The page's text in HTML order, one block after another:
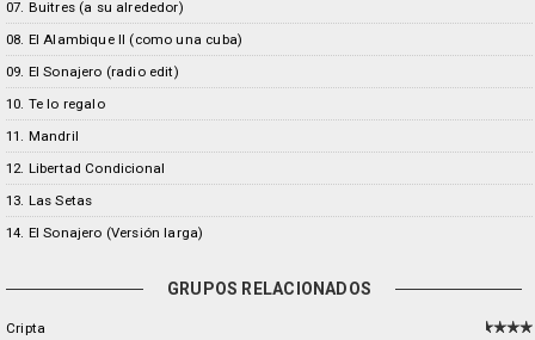
07. Buitres (a su alrededor)
08. El Alambique II (como una cuba)
09. El Sonajero (radio edit)
10. Te lo regalo
11. Mandril
12. Libertad Condicional
13. Las Setas
14. El Sonajero (Versión larga)
GRUPOS RELACIONADOS
Cripta